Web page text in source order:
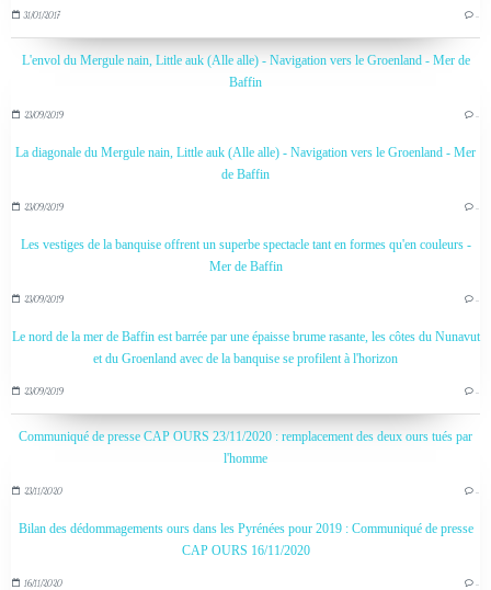
31/01/2017 …
L'envol du Mergule nain, Little auk (Alle alle) - Navigation vers le Groenland - Mer de
Baffin
23/09/2019 …
La diagonale du Mergule nain, Little auk (Alle alle) - Navigation vers le Groenland - Mer
de Baffin
23/09/2019 …
Les vestiges de la banquise offrent un superbe spectacle tant en formes qu'en couleurs -
Mer de Baffin
23/09/2019 …
Le nord de la mer de Baffin est barrée par une épaisse brume rasante, les côtes du Nunavut
et du Groenland avec de la banquise se profilent à l'horizon
23/09/2019 …
Communiqué de presse CAP OURS 23/11/2020 : remplacement des deux ours tués par
l'homme
23/11/2020 …
Bilan des dédommagements ours dans les Pyrénées pour 2019 : Communiqué de presse
CAP OURS 16/11/2020
16/11/2020 …